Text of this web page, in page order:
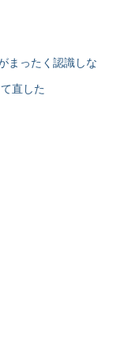
まったく認識しな
直した